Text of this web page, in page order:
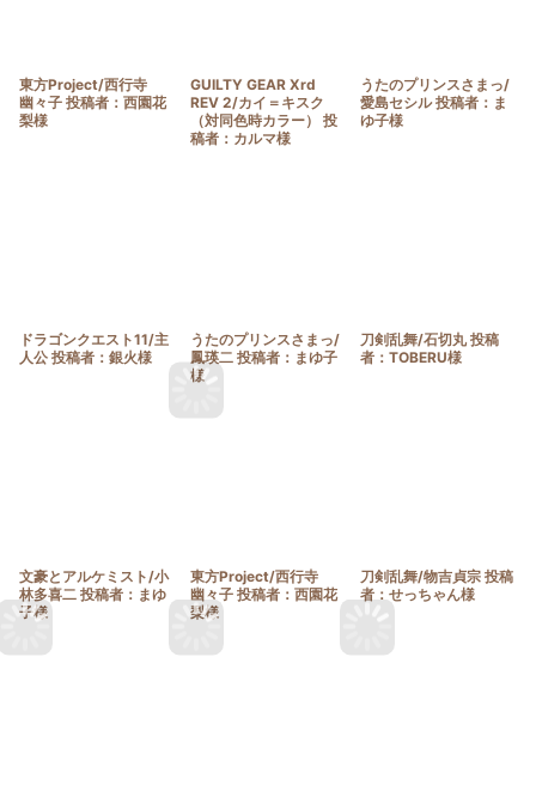
東方Project/西行寺
幽々子 投稿者：西園花
梨様
GUILTY GEAR Xrd
REV 2/カイ＝キスク
（対同色時カラー） 投
稿者：カルマ様
うたのプリンスさまっ/
愛島セシル 投稿者：ま
ゆ子様
ドラゴンクエスト11/主
人公 投稿者：銀火様
うたのプリンスさまっ/
鳳瑛二 投稿者：まゆ子
様
刀剣乱舞/石切丸 投稿
者：TOBERU様
文豪とアルケミスト/小
林多喜二 投稿者：まゆ
子様
東方Project/西行寺
幽々子 投稿者：西園花
梨様
刀剣乱舞/物吉貞宗 投稿
者：せっちゃん様